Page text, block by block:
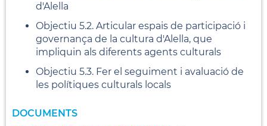
d'Alella
Objectiu 5.2. Articular espais de participació i
governança de la cultura d'Alella, que
impliquin als diferents agents culturals
Objectiu 5.3. Fer el seguiment i avaluació de
les polítiques culturals locals
DOCUMENTS